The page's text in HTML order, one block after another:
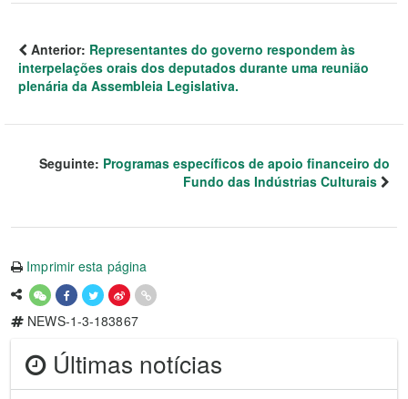
Anterior: Representantes do governo respondem às
interpelações orais dos deputados durante uma reunião
plenária da Assembleia Legislativa.
Seguinte: Programas específicos de apoio financeiro do
Fundo das Indústrias Culturais
Imprimir esta página
NEWS-1-3-183867
Últimas notícias